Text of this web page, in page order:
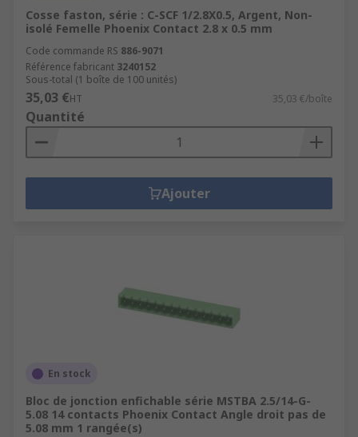
Cosse faston, série : C-SCF 1/2.8X0.5, Argent, Non-
isolé Femelle Phoenix Contact 2.8 x 0.5 mm
Code commande RS 886-9071
Référence fabricant 3240152
Sous-total (1 boîte de 100 unités)
35,03 €HT 35,03 €/boîte
Quantité
Ajouter
En stock
Bloc de jonction enfichable série MSTBA 2.5/14-G-
5.08 14 contacts Phoenix Contact Angle droit pas de
5.08 mm 1 rangée(s)